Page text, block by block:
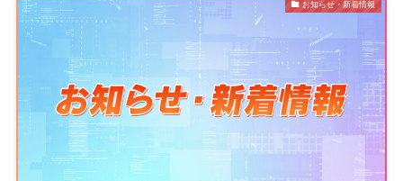
お知らせ・新着情報